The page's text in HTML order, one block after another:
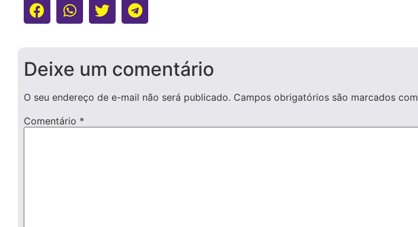
Deixe um comentário
O seu endereço de e-mail não será publicado. Campos obrigatórios são marcados com
Comentário *